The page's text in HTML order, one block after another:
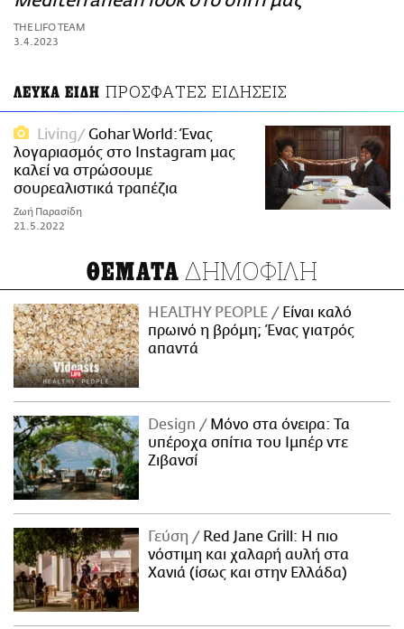
ΑΜΠΑ
PRINT
THE LIFO TEAM
3.4.2023
ΛΕΥΚΑ ΕΙΔΗ ΠΡΟΣΦΑΤΕΣ ΕΙΔΗΣΕΙΣ
Living
Gohar World: Ένας
λογαριασμός στο Instagram μας
καλεί να στρώσουμε
σουρεαλιστικά τραπέζια
Ζωή Παρασίδη
21.5.2022
ΘΕΜΑΤΑ ΔΗΜΟΦΙΛΗ
HEALTHY PEOPLE
Είναι καλό
πρωινό η βρόμη; Ένας γιατρός
απαντά
Design
Μόνο στα όνειρα: Τα
υπέροχα σπίτια του Ιμπέρ ντε
Ζιβανσί
Γεύση
Red Jane Grill: Η πιο
νόστιμη και χαλαρή αυλή στα
Χανιά (ίσως και στην Ελλάδα)